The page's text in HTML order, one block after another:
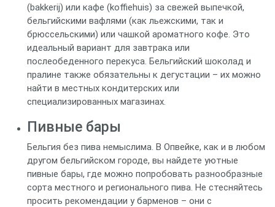
(bakkerij) или кафе (koffiehuis) за свежей выпечкой,
бельгийскими вафлями (как льежскими, так и
брюссельскими) или чашкой ароматного кофе. Это
идеальный вариант для завтрака или
послеобеденного перекуса. Бельгийский шоколад и
пралине также обязательны к дегустации – их можно
найти в местных кондитерских или
специализированных магазинах.
Пивные бары
Бельгия без пива немыслима. В Опвейке, как и в любом
другом бельгийском городе, вы найдете уютные
пивные бары, где можно попробовать разнообразные
сорта местного и регионального пива. Не стесняйтесь
просить рекомендации у барменов – они с